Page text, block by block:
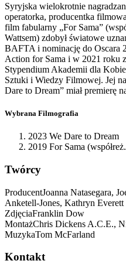
Syryjska wielokrotnie
operatorka, producentka
film fabularny „For Sama”
Wattsem) zdobył światowe
BAFTA i nominację do Oscara
Action for Sama i w 2021 roku
Stypendium Akademii dla
Sztuki i Wiedzy Filmowej. Jej
Dare to Dream” miał premierę
Wybrana Filmografia
2023 We Dare to Dream
2019 For Sama
Twórcy
ProducentJoanna Natasegara,
Anketell-Jones, Kathryn Everett
ZdjęciaFranklin Dow
MontażChris Dickens A.C.E.,
MuzykaTom McFarland
Kontakt